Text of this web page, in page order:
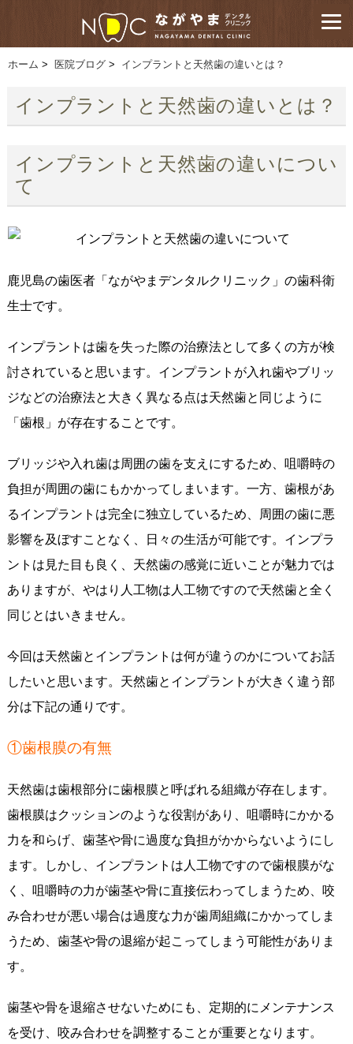
ホーム > 医院ブログ > インプラントと天然歯の違いとは？
インプラントと天然歯の違いとは？
インプラントと天然歯の違いについ
て
鹿児島の歯医者「ながやまデンタルクリニック」の歯科衛
生士です。
インプラントは歯を失った際の治療法として多くの方が検
討されていると思います。インプラントが入れ歯やブリッ
ジなどの治療法と大きく異なる点は天然歯と同じように
「歯根」が存在することです。
ブリッジや入れ歯は周囲の歯を支えにするため、咀嚼時の
負担が周囲の歯にもかかってしまいます。一方、歯根があ
るインプラントは完全に独立しているため、周囲の歯に悪
影響を及ぼすことなく、日々の生活が可能です。インプラ
ントは見た目も良く、天然歯の感覚に近いことが魅力では
ありますが、やはり人工物は人工物ですので天然歯と全く
同じとはいきません。
今回は天然歯とインプラントは何が違うのかについてお話
したいと思います。天然歯とインプラントが大きく違う部
分は下記の通りです。
①歯根膜の有無
天然歯は歯根部分に歯根膜と呼ばれる組織が存在します。
歯根膜はクッションのような役割があり、咀嚼時にかかる
力を和らげ、歯茎や骨に過度な負担がかからないようにし
ます。しかし、インプラントは人工物ですので歯根膜がな
く、咀嚼時の力が歯茎や骨に直接伝わってしまうため、咬
み合わせが悪い場合は過度な力が歯周組織にかかってしま
うため、歯茎や骨の退縮が起こってしまう可能性がありま
す。
歯茎や骨を退縮させないためにも、定期的にメンテナンス
を受け、咬み合わせを調整することが重要となります。